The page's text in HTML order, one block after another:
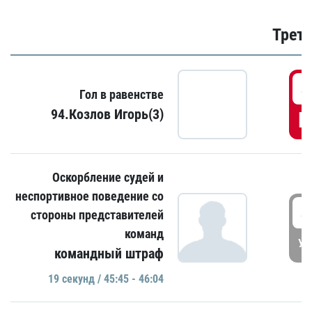
Гол в равенстве
94.Козлов Игорь(3)
Оскорбление судей и
неспортивное поведение со
стороны представителей
команд
командный штраф
19 секунд / 45:45 - 46:04